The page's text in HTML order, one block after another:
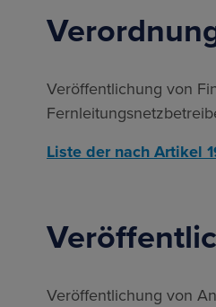
Veröffentlichung von
Liste der nach Artikel
Veröffentlichung von